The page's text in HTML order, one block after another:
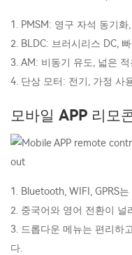
1. PMSM: 영구 자석 동기
2. BLDC: 브러시리스 DC,
3. AM: 비동기 유도, 넓은
4. 단상 모터: 전기, 가정 사
모바일 APP 리모
1. Bluetooth, WIFI, GPRS
2. 중국어와 영어 전환이 널
3. 드롭다운 메뉴는 편리하
다.